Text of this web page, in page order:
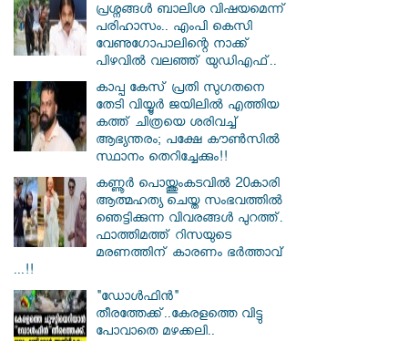
പ്രശ്നങ്ങൾ ബാലിശ വിഷയമെന്ന്
പരിഹാസം.. എംപി കെസി
വേണു​ഗോപാലിന്റെ നാക്ക്
പിഴവിൽ വലഞ്ഞ് യുഡിഎഫ്..
കാപ്പ കേസ് പ്രതി സു​ഗതനെ
തേടി വിയ്യൂർ ജയിലിൽ എത്തിയ
കത്ത് ചിത്രയെ ശരിവച്ച്
ആഭ്യന്തരം; പക്ഷേ കൗൺസിൽ
സ്ഥാനം തെറിച്ചേക്കും!!
കണ്ണൂർ പൊയ്ത്തുംകടവിൽ 20കാരി
ആത്മഹത്യ ചെയ്ത സംഭവത്തിൽ
ഞെട്ടിക്കുന്ന വിവരങ്ങൾ പുറത്ത്.
ഫാത്തിമത്ത് റിസയുടെ
മരണത്തിന് കാരണം ഭർത്താവ്
...!!
"ഡോൾഫിൻ"
തീരത്തേക്ക്..കേരളത്തെ വിട്ടു
പോവാതെ മഴക്കലി..